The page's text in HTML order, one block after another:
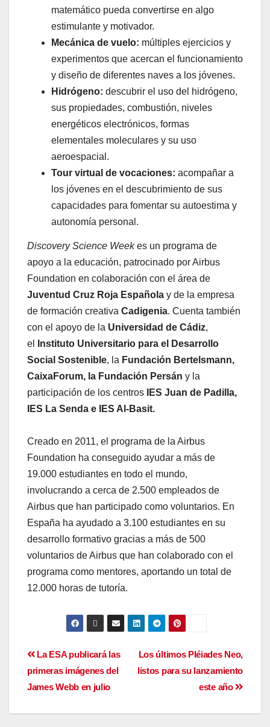
matemático pueda convertirse en algo
estimulante y motivador.
Mecánica de vuelo: múltiples ejercicios y
experimentos que acercan el funcionamiento
y diseño de diferentes naves a los jóvenes.
Hidrógeno: descubrir el uso del hidrógeno,
sus propiedades, combustión, niveles
energéticos electrónicos, formas
elementales moleculares y su uso
aeroespacial.
Tour virtual de vocaciones: acompañar a
los jóvenes en el descubrimiento de sus
capacidades para fomentar su autoestima y
autonomía personal.
Discovery Science Weekes un programa de
apoyo a la educación, patrocinado por Airbus
Foundation en colaboración con el área de
Juventud Cruz Roja Española y de la empresa
de formación creativa Cadigenia. Cuenta también
con el apoyo de la Universidad de Cádiz,
el
Instituto Universitario para el Desarrollo
Social Sostenible, la Fundación Bertelsmann,
CaixaForum, la Fundación Persán y la
participación de los centros IES Juan de Padilla,
IES La Senda e IES Al-Basit.
Creado en 2011, el programa de la Airbus
Foundation ha conseguido ayudar a más de
19.000 estudiantes en todo el mundo,
involucrando a cerca de 2.500 empleados de
Airbus que han participado como voluntarios. En
España ha ayudado a 3.100 estudiantes en su
desarrollo formativo gracias a más de 500
voluntarios de Airbus que han colaborado con el
programa como mentores, aportando un total de
12.000 horas de tutoría.
Los últimos Pléiades Neo,
listos para su lanzamiento
este año
La ESA publicará las
primeras imágenes del
James Webb en julio